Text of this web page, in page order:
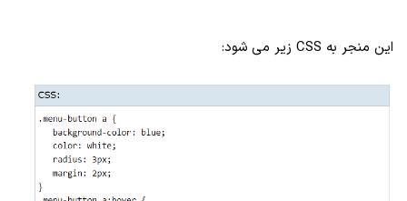
این منجر به CSS زیر می شود: